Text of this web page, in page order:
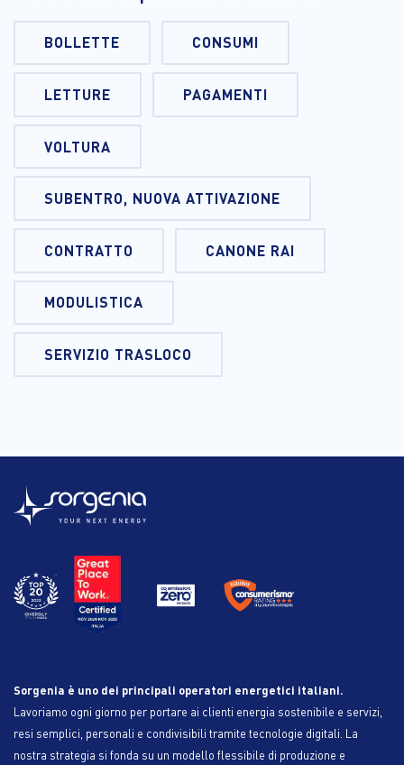
BOLLETTE CONSUMI
LETTURE PAGAMENTI
VOLTURA
SUBENTRO, NUOVA ATTIVAZIONE
CONTRATTO CANONE RAI
MODULISTICA
SERVIZIO TRASLOCO
Sorgenia è uno dei principali operatori energetici italiani.
Lavoriamo ogni giorno per portare ai clienti energia sostenibile e servizi,
resi semplici, personali e condivisibili tramite tecnologie digitali. La
nostra strategia si fonda su un modello flessibile di produzione e